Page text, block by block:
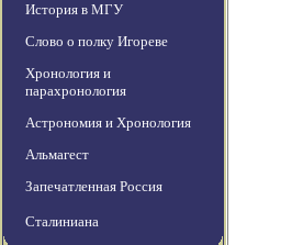
История в МГУ
Слово о полку Игореве
Хронология и
парахронология
Астрономия и Хронология
Альмагест
Запечатленная Россия
Сталиниана